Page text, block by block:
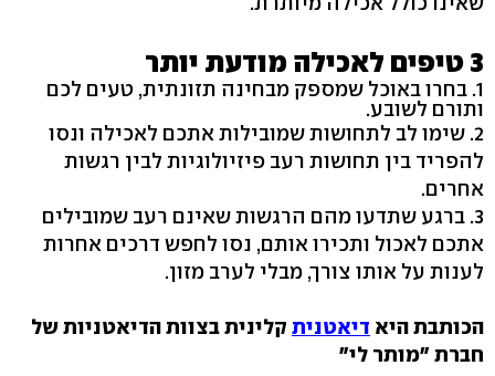
3 טיפים לאכילה מודעת יותר
1. בחרו באוכל שמספק מבחינה תזונתית, טעים לכם
ותורם לשובע.
2. שימו לב לתחושות שמובילות אתכם לאכילה ונסו
להפריד בין תחושות רעב פיזיולוגיות לבין רגשות
אחרים.
3. ברגע שתדעו מהם הרגשות שאינם רעב שמובילים
אתכם לאכול ותכירו אותם, נסו לחפש דרכים אחרות
לענות על אותו צורך, מבלי לערב מזון.
הכותבת היא דיאטנית קלינית בצוות הדיאטניות של
חברת "מותר לי"